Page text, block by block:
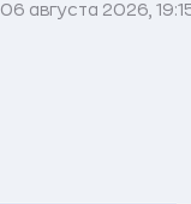
06 августа 2026,